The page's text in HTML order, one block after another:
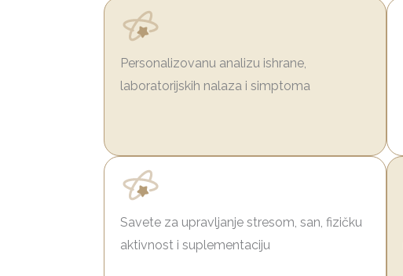
Personalizovanu analizu ishrane,
laboratorijskih nalaza i simptoma
Savete za upravljanje stresom, san, fizičku
aktivnost i suplementaciju